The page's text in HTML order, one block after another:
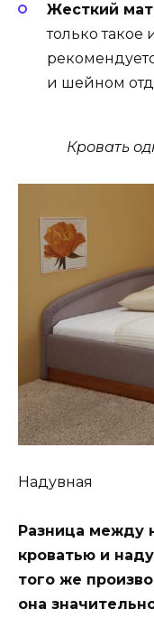
Жесткий
только такое
и шейном
Кровать
Надувная
Разница между
кроватью и
того же
она